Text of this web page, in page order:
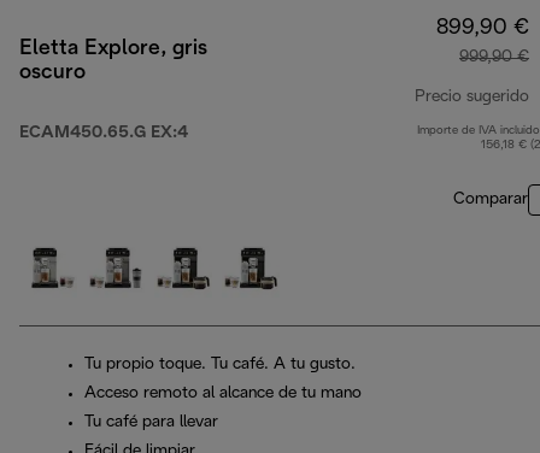
Eletta Explore, gris
oscuro
ECAM450.65.G EX:4
899,90 €
999,90 €
Precio sugerido
Importe de IVA
156,18 €
Comparar
Tu propio toque. Tu café. A tu gusto.
Acceso remoto al alcance de tu mano
Tu café para llevar